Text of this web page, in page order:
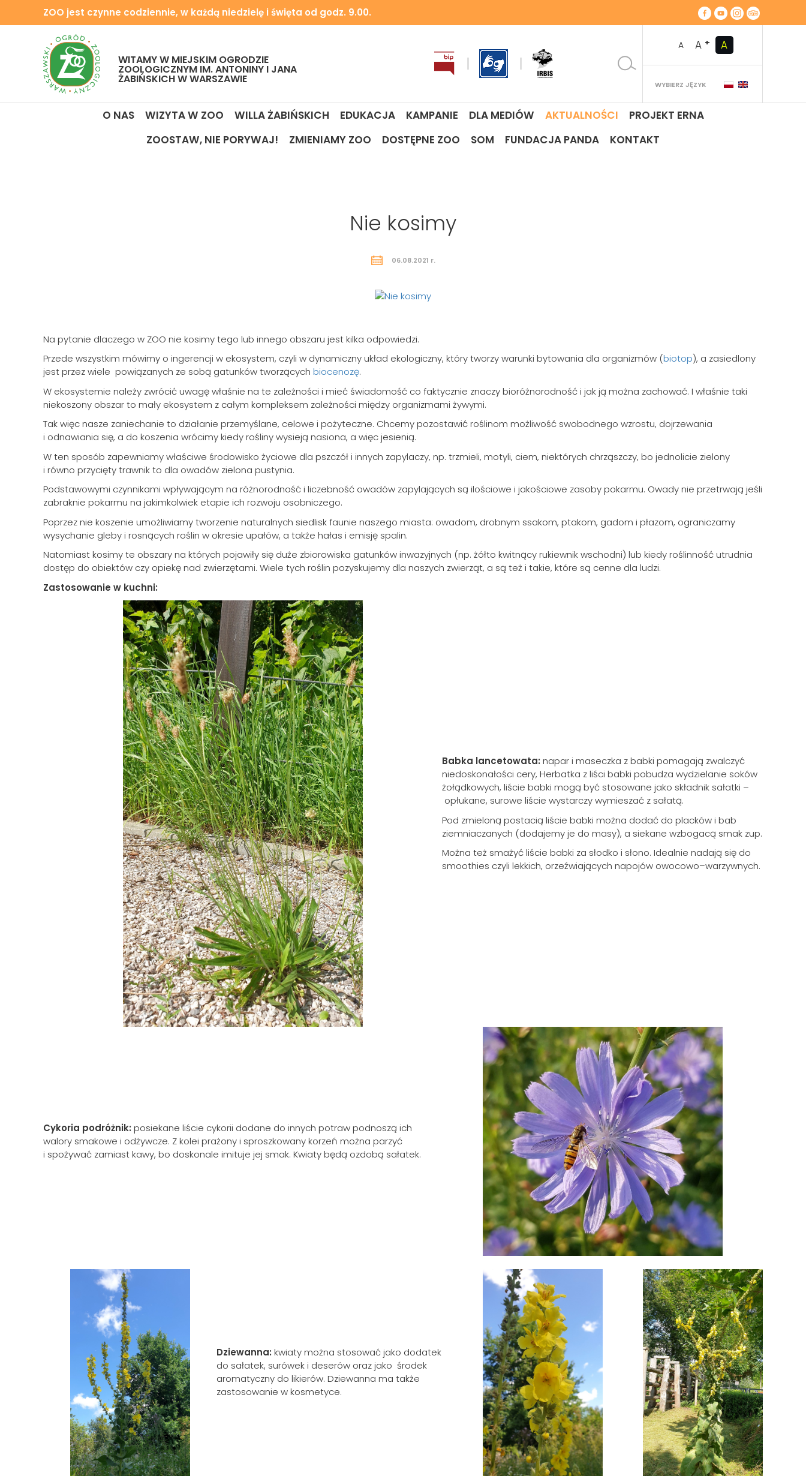
Szukaj
ZOO jest czynne codziennie, w każdą niedzielę i święta od godz. 9.00.
WITAMY W MIEJSKIM OGRODZIE
ZOOLOGICZNYM IM. ANTONINY I JANA
ŻABIŃSKICH W WARSZAWIE
A A + A
WYBIERZ JĘZYK
O NAS WIZYTA W ZOO WILLA ŻABIŃSKICH EDUKACJA KAMPANIE DLA MEDIÓW AKTUALNOŚCI
PROJEKT ERNA
ZOOSTAW, NIE PORYWAJ!
ZMIENIAMY ZOO DOSTĘPNE ZOO SOM FUNDACJA PANDA KONTAKT
Nie kosimy
06.08.2021 r.
Na pytanie dlaczego w ZOO nie kosimy tego lub innego obszaru jest kilka odpowiedzi.
Przede wszystkim mówimy o ingerencji w ekosystem, czyli w dynamiczny układ ekologiczny, który tworzy warunki bytowania dla organizmów (biotop), a zasiedlony
jest przez wiele powiązanych ze sobą gatunków tworzących biocenozę.
W ekosystemie należy zwrócić uwagę właśnie na te zależności i mieć świadomość co faktycznie znaczy bioróżnorodność i jak ją można zachować. I właśnie taki
niekoszony obszar to mały ekosystem z całym kompleksem zależności między organizmami żywymi.
Tak więc nasze zaniechanie to działanie przemyślane, celowe i pożyteczne. Chcemy pozostawić roślinom możliwość swobodnego wzrostu, dojrzewania
i odnawiania się, a do koszenia wrócimy kiedy rośliny wysieją nasiona, a więc jesienią.
W ten sposób zapewniamy właściwe środowisko życiowe dla pszczół i innych zapylaczy, np. trzmieli, motyli, ciem, niektórych chrząszczy, bo jednolicie zielony
i równo przycięty trawnik to dla owadów zielona pustynia.
Podstawowymi czynnikami wpływającym na różnorodność i liczebność owadów zapylających są ilościowe i jakościowe zasoby pokarmu. Owady nie przetrwają jeśli
zabraknie pokarmu na jakimkolwiek etapie ich rozwoju osobniczego.
Poprzez nie koszenie umożliwiamy tworzenie naturalnych siedlisk faunie naszego miasta: owadom, drobnym ssakom, ptakom, gadom i płazom, ograniczamy
wysychanie gleby i rosnących roślin w okresie upałów, a także hałas i emisję spalin.
Natomiast kosimy te obszary na których pojawiły się duże zbiorowiska gatunków inwazyjnych (np. żółto kwitnący rukiewnik wschodni) lub kiedy roślinność utrudnia
dostęp do obiektów czy opiekę nad zwierzętami. Wiele tych roślin pozyskujemy dla naszych zwierząt, a są też i takie, które są cenne dla ludzi.
Zastosowanie w kuchni:
Babka lancetowata: napar i maseczka z babki pomagają zwalczyć
niedoskonałości cery, Herbatka z liści babki pobudza wydzielanie soków
żołądkowych, liście babki mogą być stosowane jako składnik sałatki –
opłukane, surowe liście wystarczy wymieszać z sałatą.
Pod zmieloną postacią liście babki można dodać do placków i bab
ziemniaczanych (dodajemy je do masy), a siekane wzbogacą smak zup.
Można też smażyć liście babki za słodko i słono. Idealnie nadają się do
smoothies czyli lekkich, orzeźwiających napojów owocowo–warzywnych.
Cykoria podróżnik: posiekane liście cykorii dodane do innych potraw podnoszą ich
walory smakowe i odżywcze. Z kolei prażony i sproszkowany korzeń można parzyć
i spożywać zamiast kawy, bo doskonale imituje jej smak. Kwiaty będą ozdobą sałatek.
Dziewanna: kwiaty można stosować jako dodatek
do sałatek, surówek i deserów oraz jako środek
aromatyczny do likierów. Dziewanna ma także
zastosowanie w kosmetyce.